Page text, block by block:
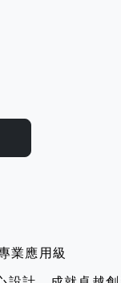
業應用級